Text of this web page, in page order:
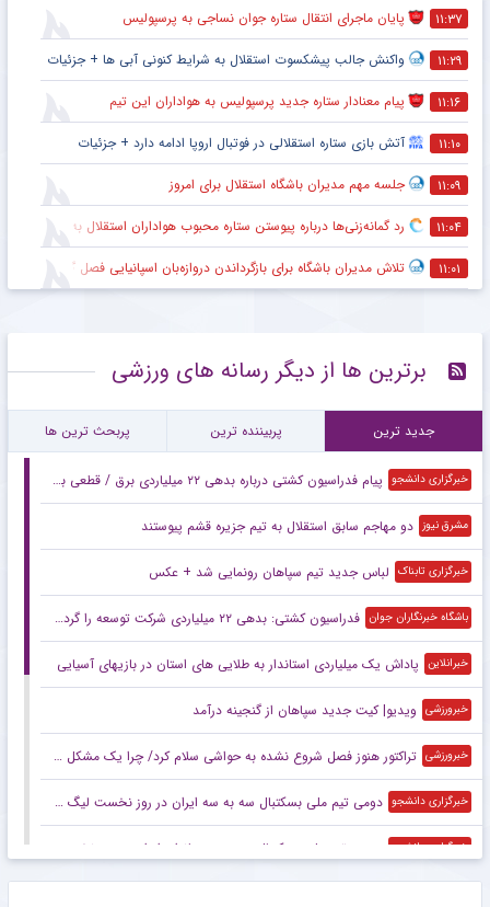
۱۱:۳۷ پایان ماجرای انتقال ستاره جوان نساجی به پرسپولیس
۱۱:۲۹ واکنش جالب پیشکسوت استقلال به شرایط کنونی آبی ها + جزئیات
۱۱:۱۶ پیام معنادار ستاره جدید پرسپولیس به هواداران این تیم
۱۱:۱۰ آتش بازی ستاره استقلالی در فوتبال اروپا ادامه دارد + جزئیات
۱۱:۰۹ جلسه مهم مدیران باشگاه استقلال برای امروز
۱۱:۰۴ رد گمانه‌زنی‌ها درباره پیوستن ستاره محبوب هواداران استقلال به تراکتور
۱۱:۰۱ تلاش مدیران باشگاه برای بازگرداندن دروازه‌بان اسپانیایی فصل گذشته به استقلال
برترین ها از دیگر رسانه های ورزشی
جدید ترین پربیننده ترین پربحث ترین ها
خبرگزاری دانشجو پیام فدراسیون کشتی درباره بدهی ۲۲ میلیاردی برق / قطعی برق مکرر در کمپ تیم های ملی
مشرق نیوز دو مهاجم سابق استقلال به تیم جزیره قشم پیوستند
خبرگزاری تابناک لباس جدید تیم سپاهان رونمایی شد + عکس
باشگاه خبرنگاران جوان فدراسیون کشتی: بدهی ۲۲ میلیاردی شرکت توسعه را گردن ما نیندازید!
خبرانلاین پاداش یک میلیاردی استاندار به طلایی های استان در بازیهای آسیایی
خبرورزشی ویدیو| کیت جدید سپاهان از گنجینه درآمد
خبرورزشی تراکتور هنوز فصل شروع نشده به حواشی سلام کرد/ چرا یک مشکل همیشه برای همه در این تیم تکرار می‌شود؟!
خبرگزاری دانشجو دومی تیم ملی بسکتبال سه به سه ایران در روز نخست لیگ ملت‌های زیر ۲۳ سال آسیا
خبرگزاری دانشجو سومی تیم ملی بسکتبال سه به سه بانوان ایران در روز نخست لیگ ملت‌های زیر ۲۳ سال آسیا